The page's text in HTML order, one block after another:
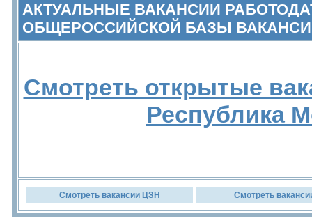
АКТУАЛЬНЫЕ ВАКАНСИИ
ОБЩЕРОССИЙСКОЙ БАЗЫ
Смотреть открытые
Республика
Смотреть вакансии ЦЗН Смотреть